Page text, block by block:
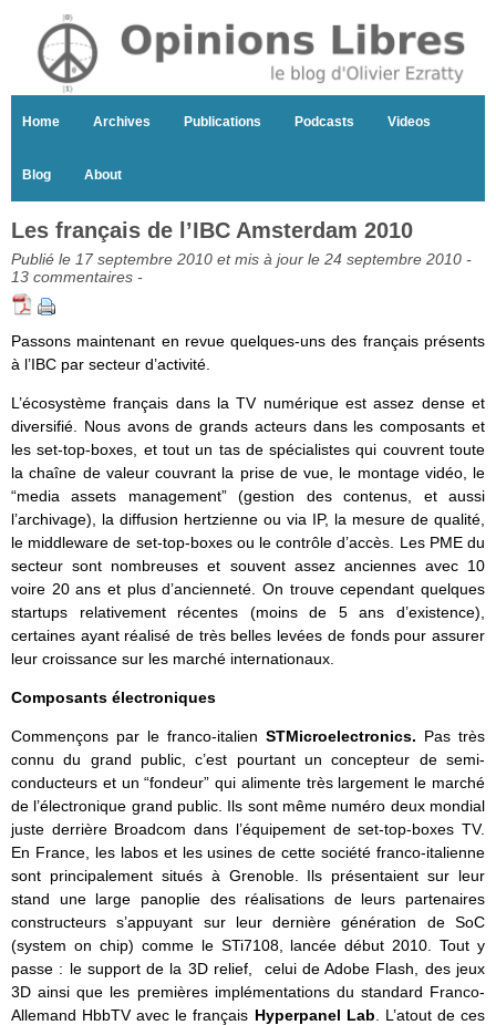
Home Archives Publications Podcasts Videos
Blog About
Les français de l’IBC Amsterdam 2010
Publié le 17 septembre 2010 et mis à jour le 24 septembre 2010 -
13 commentaires -
Passons maintenant en revue quelques-uns des français présents
à l’IBC par secteur d’activité.
L’écosystème français dans la TV numérique est assez dense et
diversifié. Nous avons de grands acteurs dans les composants et
les set-top-boxes, et tout un tas de spécialistes qui couvrent toute
la chaîne de valeur couvrant la prise de vue, le montage vidéo, le
“media assets management” (gestion des contenus, et aussi
l’archivage), la diffusion hertzienne ou via IP, la mesure de qualité,
le middleware de set-top-boxes ou le contrôle d’accès. Les PME du
secteur sont nombreuses et souvent assez anciennes avec 10
voire 20 ans et plus d’ancienneté. On trouve cependant quelques
startups relativement récentes (moins de 5 ans d’existence),
certaines ayant réalisé de très belles levées de fonds pour assurer
leur croissance sur les marché internationaux.
Composants électroniques
Commençons par le franco-italien STMicroelectronics. Pas très
connu du grand public, c’est pourtant un concepteur de semi-
conducteurs et un “fondeur” qui alimente très largement le marché
de l’électronique grand public. Ils sont même numéro deux mondial
juste derrière Broadcom dans l’équipement de set-top-boxes TV.
En France, les labos et les usines de cette société franco-italienne
sont principalement situés à Grenoble. Ils présentaient sur leur
stand une large panoplie des réalisations de leurs partenaires
constructeurs s’appuyant sur leur dernière génération de SoC
(system on chip) comme le STi7108, lancée début 2010. Tout y
passe : le support de la 3D relief, celui de Adobe Flash, des jeux
3D ainsi que les premières implémentations du standard Franco-
Allemand HbbTV avec le français Hyperpanel Lab. L’atout de ces